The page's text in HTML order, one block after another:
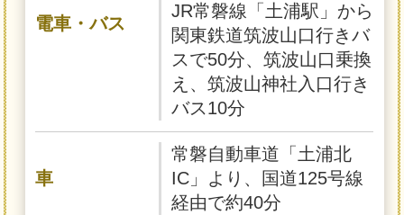
電車・バス
JR常磐線「土浦駅」から
関東鉄道筑波山口行きバ
スで50分、筑波山口乗換
え、筑波山神社入口行き
バス10分
車
常磐自動車道「土浦北
IC」より、国道125号線
経由で約40分